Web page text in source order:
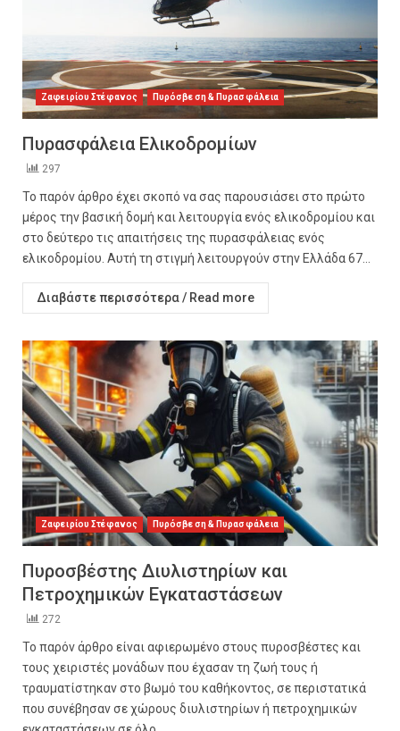
Ζαφειρίου Στέφανος Πυρόσβεση & Πυρασφάλεια
Πυρασφάλεια Ελικοδρομίων
297
Το παρόν άρθρο έχει σκοπό να σας παρουσιάσει στο πρώτο
μέρος την βασική δομή και λειτουργία ενός ελικοδρομίου και
στο δεύτερο τις απαιτήσεις της πυρασφάλειας ενός
ελικοδρομίου. Αυτή τη στιγμή λειτουργούν στην Ελλάδα 67...
Διαβάστε περισσότερα / Read more
Ζαφειρίου Στέφανος Πυρόσβεση & Πυρασφάλεια
Πυροσβέστης Διυλιστηρίων και
Πετροχημικών Εγκαταστάσεων
272
Το παρόν άρθρο είναι αφιερωμένο στους πυροσβέστες και
τους χειριστές μονάδων που έχασαν τη ζωή τους ή
τραυματίστηκαν στο βωμό του καθήκοντος, σε περιστατικά
που συνέβησαν σε χώρους διυλιστηρίων ή πετροχημικών